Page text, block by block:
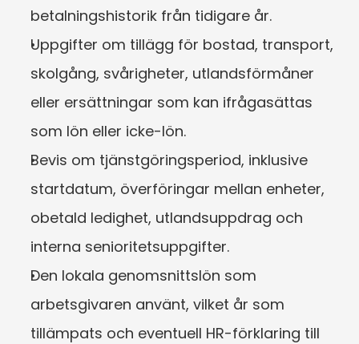
betalningshistorik från tidigare år.
Uppgifter om tillägg för bostad, transport,
skolgång, svårigheter, utlandsförmåner
eller ersättningar som kan ifrågasättas
som lön eller icke-lön.
Bevis om tjänstgöringsperiod, inklusive
startdatum, överföringar mellan enheter,
obetald ledighet, utlandsuppdrag och
interna senioritetsuppgifter.
Den lokala genomsnittslön som
arbetsgivaren använt, vilket år som
tillämpats och eventuell HR-förklaring till